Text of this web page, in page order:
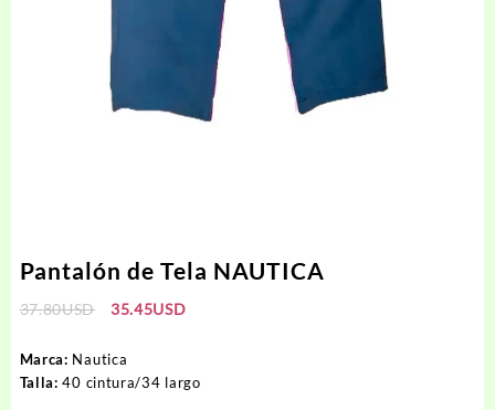
Pantalón de Tela NAUTICA
37.80USD
El
original
era:
35.45USDEl
es:
Marca: Nautica
Talla: 40 cintura/34 largo